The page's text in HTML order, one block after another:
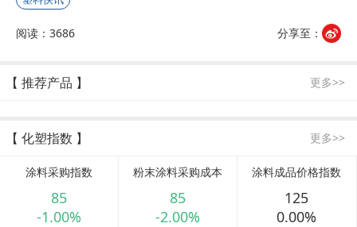
阅读：3686 分享至：
【 推荐产品 】 更多>>
【 化塑指数 】 更多>>
涂料采购指数
85
-1.00%
粉末涂料采购成本
85
-2.00%
涂料成品价格指数
125
0.00%